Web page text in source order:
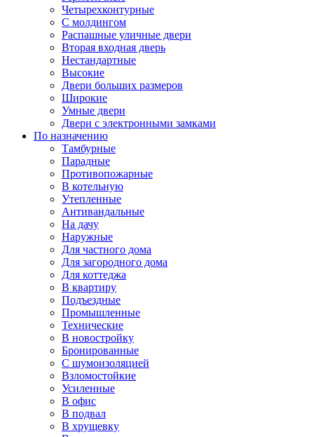
Четырехконтурные
С молдингом
Распашные уличные двери
Вторая входная дверь
Нестандартные
Высокие
Двери больших размеров
Широкие
Умные двери
Двери с электронными замками
По назначению
Тамбурные
Парадные
Противопожарные
В котельную
Утепленные
Антивандальные
На дачу
Наружные
Для частного дома
Для загородного дома
Для коттеджа
В квартиру
Подъездные
Промышленные
Технические
В новостройку
Бронированные
С шумоизоляцией
Взломостойкие
Усиленные
В офис
В подвал
В хрущевку